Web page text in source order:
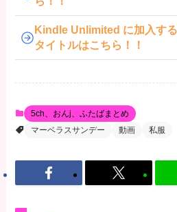
Kindle Unlimited に加入す
タイトルはこちら！！
5ch、おんj、ふたばまとめ
マーベラスサンデー
動画 私服